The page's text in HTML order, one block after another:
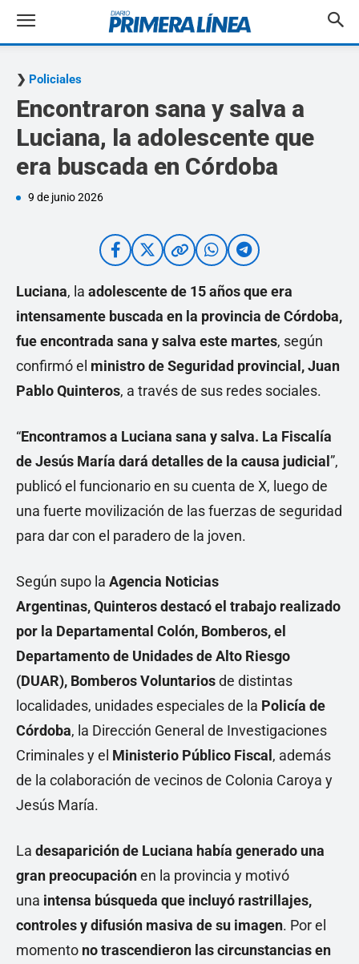
Policiales
Encontraron sana y salva a
Luciana, la adolescente que
era buscada en Córdoba
9 de junio 2026
Luciana, la adolescente de 15 años que era
intensamente buscada en la provincia de Córdoba,
fue encontrada sana y salva este martes, según
confirmó el ministro de Seguridad provincial, Juan
Pablo Quinteros, a través de sus redes sociales.
“Encontramos a Luciana sana y salva. La Fiscalía
de Jesús María dará detalles de la causa judicial ”,
publicó el funcionario en su cuenta de X, luego de
una fuerte movilización de las fuerzas de seguridad
para dar con el paradero de la joven.
Según supo la Agencia Noticias
Argentinas,Quinteros destacó el trabajo realizado
por la Departamental Colón, Bomberos, el
Departamento de Unidades de Alto Riesgo
(DUAR), Bomberos Voluntariosde distintas
localidades, unidades especiales de la Policía de
Córdoba, la Dirección General de Investigaciones
Criminales y el Ministerio Público Fiscal , además
de la colaboración de vecinos de Colonia Caroya y
Jesús María.
La desaparición de Luciana había generado una
gran preocupaciónen la provincia y motivó
una intensa búsqueda que incluyó rastrillajes,
controles y difusión masiva de su imagen. Por el
momento no trascendieron las circunstancias en